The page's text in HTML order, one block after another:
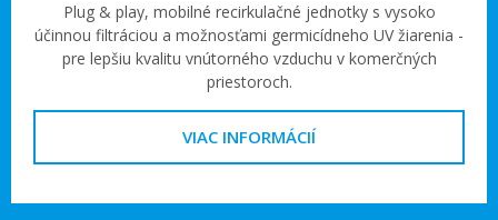
Plug & play, mobilné recirkulačné jednotky s vysoko
účinnou filtráciou a možnosťami germicídneho UV žiarenia -
pre lepšiu kvalitu vnútorného vzduchu v komerčných
priestoroch.
VIAC INFORMÁCIÍ